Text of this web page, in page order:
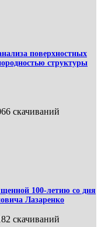
поверхностных
структуры
скачиваний
100-летию со дня
Лазаренко
скачиваний